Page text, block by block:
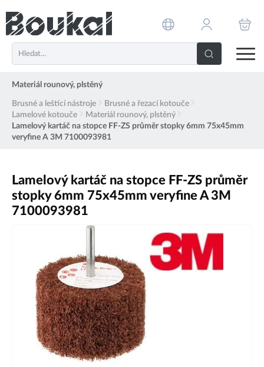
Materiál rounový, plstěný
Brusné a leštící nástroje
Brusné a řezací kotouče
Lamelové kotouče
Materiál rounový, plstěný
Lamelový kartáč na stopce FF-ZS průměr stopky 6mm 75x45mm
veryfine A 3M 7100093981
Lamelový kartáč na stopce FF-ZS průměr
stopky 6mm 75x45mm veryfine A 3M
7100093981